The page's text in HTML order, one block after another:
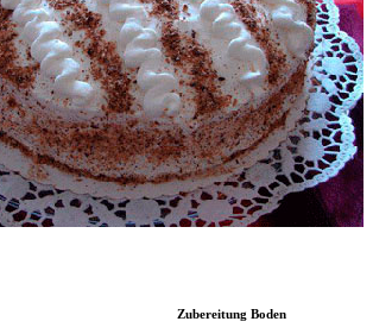
Zubereitung Boden